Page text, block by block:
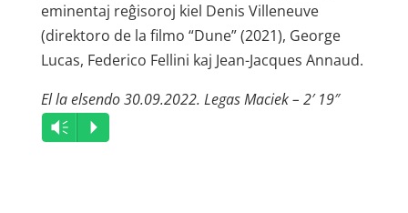
eminentaj reĝisoroj kiel Denis Villeneuve
(direktoro de la filmo “Dune” (2021), George
Lucas, Federico Fellini kaj Jean-Jacques Annaud.
El la elsendo 30.09.2022. Legas Maciek – 2′ 19″
Audio
Player
Vm P